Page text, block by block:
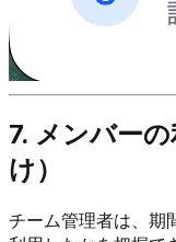
7. メンバー
け）
チーム管理者は、期